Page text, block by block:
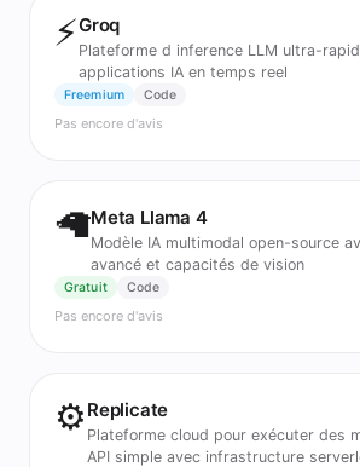
⚡Groq
Plateforme d inference LLM ultra-
applications IA en temps reel
Freemium Code
Pas encore d'avis
🦙Meta Llama 4
Modèle IA multimodal open-source
avancé et capacités de vision
Gratuit Code
Pas encore d'avis
⚙️ Replicate
Plateforme cloud pour exécuter des
API simple avec infrastructure